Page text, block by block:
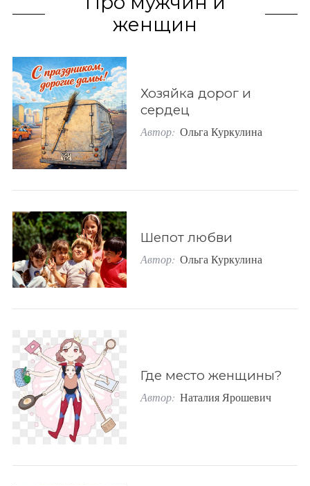
:
женщин
Хозяйка дорог и
сердец
Автор: Ольга Куркулина
Шепот любви
Автор: Ольга Куркулина
Где место женщины?
Автор: Наталия Ярошевич